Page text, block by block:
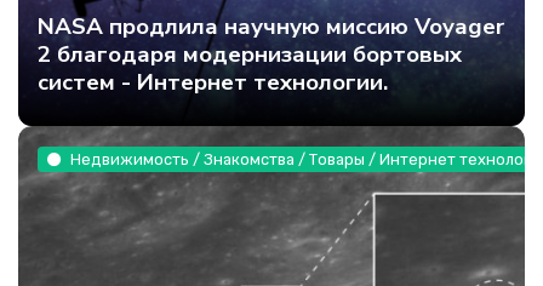
NASA продлила научную миссию Voyager
2 благодаря модернизации бортовых
систем - Интернет технологии.
Недвижимость / Знакомства / Товары / Интернет